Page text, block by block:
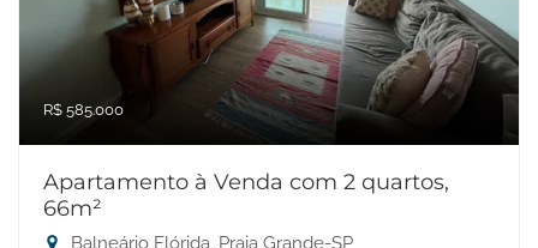
R$ 585.000
Apartamento à Venda com 2 quartos,
66m²
Balneário Flórida, Praia Grande-SP